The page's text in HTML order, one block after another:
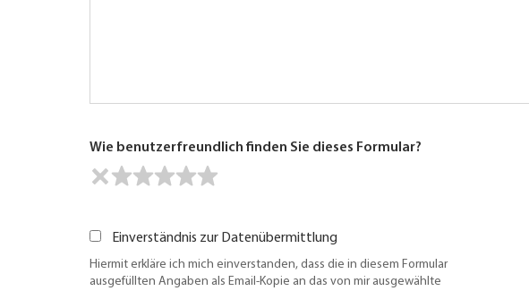
Wie benutzerfreundlich finden Sie dieses Formular?
Einverständnis zur Datenübermittlung
Hiermit erkläre ich mich einverstanden, dass die in diesem Formular
ausgefüllten Angaben als Email-Kopie an das von mir ausgewählte